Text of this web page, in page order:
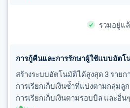
รวมอยู่แ
การกู้คืนและการรักษาผู้ใช้แบบอัตโ
สร้างระบบอัตโนมัติได้สูงสุด 3 ราย
การเรียกเก็บเงินซ้ำที่แบ่งตามกลุ่มลู
การเรียกเก็บเงินตามรอบบิล และอื่น